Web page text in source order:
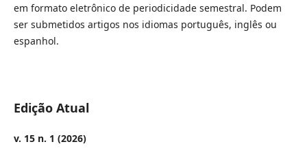
em formato eletrônico de periodicidade semestral. Podem
ser submetidos artigos nos idiomas português, inglês ou
espanhol.
Edição Atual
v. 15 n. 1 (2026)